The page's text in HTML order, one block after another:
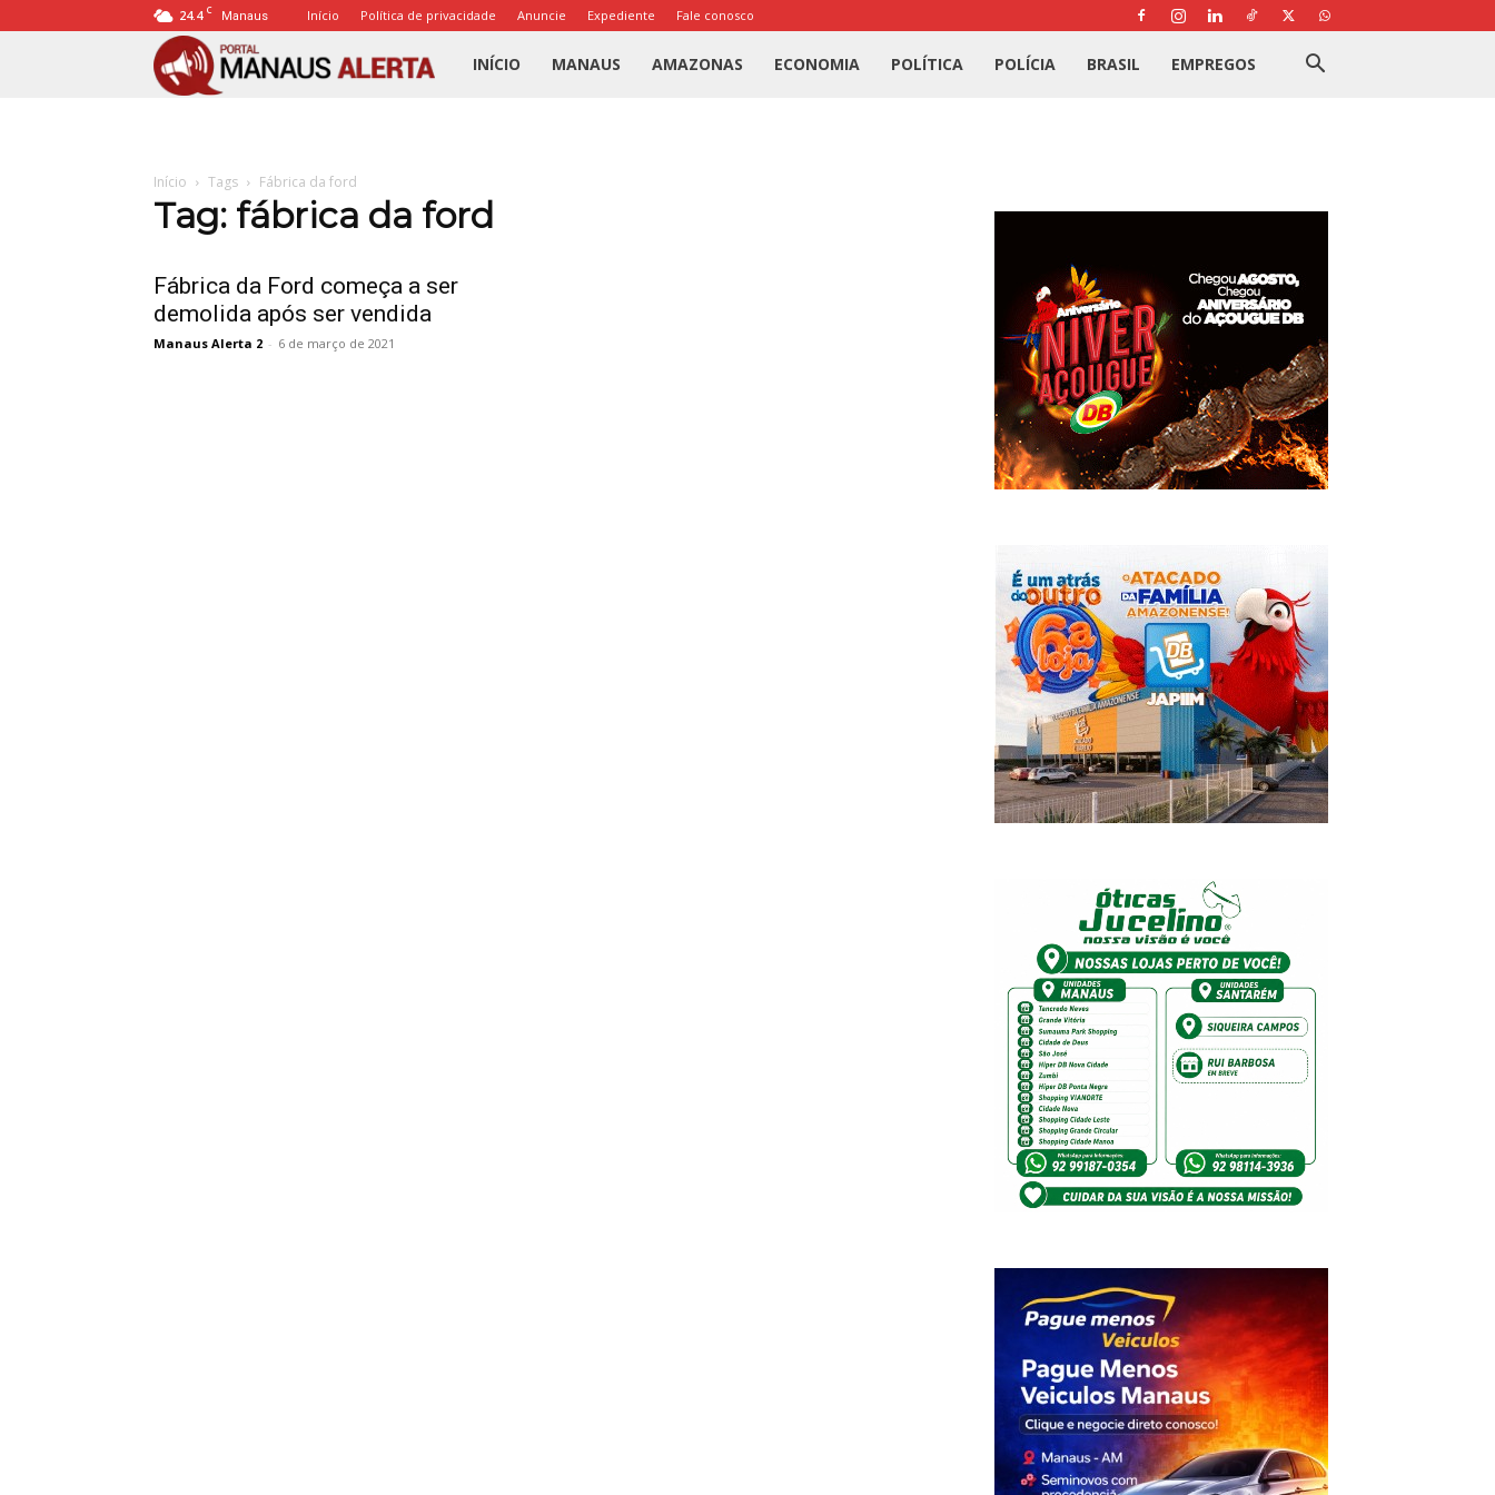
24.4 C Manaus Início Política de privacidade Anuncie Expediente Fale conosco
Portal
Alerta
INÍCIO MANAUS AMAZONAS ECONOMIA POLÍTICA POLÍCIA BRASIL EMPREGOS
Início Tags Fábrica da ford
Tag: fábrica da ford
Fábrica da Ford começa a ser
demolida após ser vendida
Manaus Alerta 2 - 6 de março de 2021